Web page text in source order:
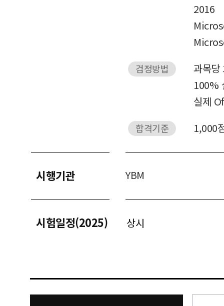
2016
검정방법
과목당
100%
실제
합격기준 1,000
시행기관 YBM
시험일정(2025) 상시